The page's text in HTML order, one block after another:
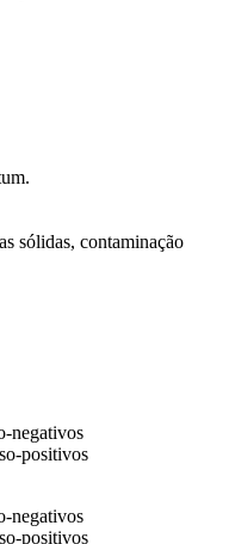
sólidas, contaminação
negativos
positivos
negativos
positivos